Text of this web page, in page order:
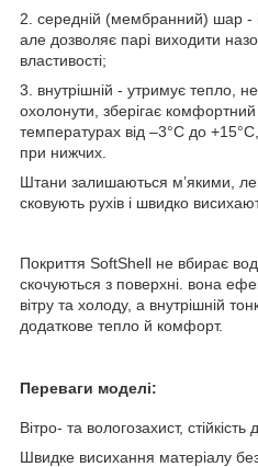
2. середній (мембранний) шар -
але дозволяє парі виходити
властивості;
3. внутрішній - утримує тепло,
охолонути, зберігає комфортний
температурах від –3°C до
при нижчих.
Штани залишаються м’якими,
сковують рухів і швидко
Покриття SoftShell не вбирає
скочуються з поверхні. вона
вітру та холоду, а внутрішній
додаткове тепло й комфорт.
Переваги моделі:
Вітро- та вологозахист, стійкість
Швидке висихання матеріалу